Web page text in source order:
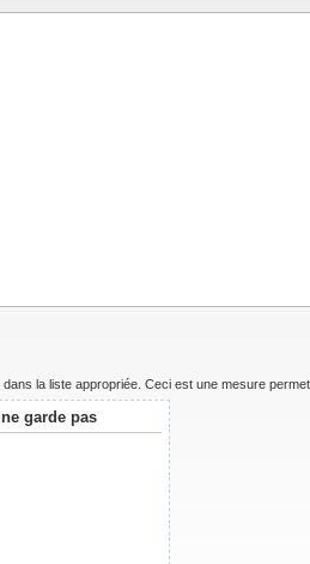
la liste appropriée. Ceci est une mesure
garde pas